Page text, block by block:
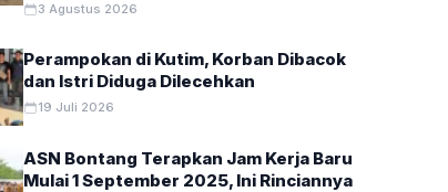
3 Agustus 2026
Perampokan di Kutim, Korban Dibacok
dan Istri Diduga Dilecehkan
19 Juli 2026
ASN Bontang Terapkan Jam Kerja Baru
Mulai 1 September 2025, Ini Rinciannya